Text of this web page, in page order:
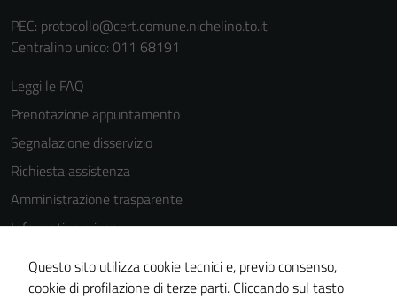
PEC: protocollo@cert.comune.nichelino.to.it
Centralino unico: 011 68191
Leggi le FAQ
Prenotazione appuntamento
Segnalazione disservizio
Richiesta assistenza
Amministrazione trasparente
Informativa privacy
Note legali
Questo sito utilizza cookie tecnici e, previo consenso,
cookie di profilazione di terze parti. Cliccando sul tasto